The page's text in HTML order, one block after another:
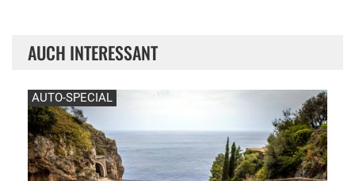
AUCH INTERESSANT
AUTO-SPECIAL